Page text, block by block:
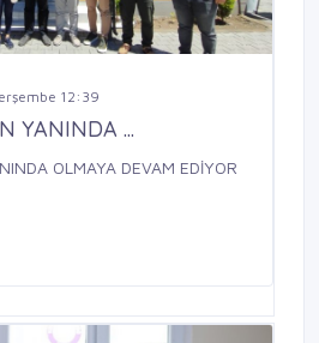
12:39
YANINDA ...
OLMAYA DEVAM EDİYOR